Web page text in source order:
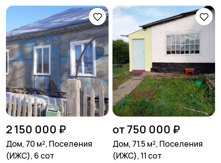
2 150 000 ₽
Дом, 70 м², Поселения
(ИЖС), 6 сот
от 750 000 ₽
Дом, 71.5 м², Поселения
(ИЖС), 11 сот